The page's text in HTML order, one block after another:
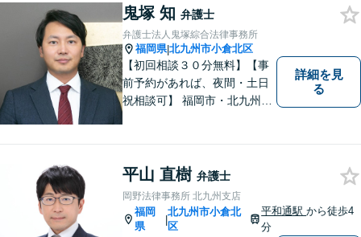
のご相談はお任せください
【夜間・休日対応可】M&A、
株式発行も対応【小倉駅3分】
鬼塚 知 弁護士
弁護士法人鬼塚綜合法律事務所
福岡県|北九州市小倉北区
【初回相談３０分無料】【事
前予約があれば、夜間・土日
祝相談可】 福岡市・北九州市
れています。 スピーディーか
つ依頼者様満足の高い事件処
理をモットーにしています。
詳細を見
る
平山 直樹 弁護士
岡野法律事務所 北九州支店
福岡
県
|
北九州市小倉北
区
平和通駅から徒歩4
分